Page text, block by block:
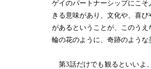
ゲイのパートナーシップにこ
きる意味があり、文化や、喜
があるということが、このう
輪の花のように、奇跡のような
第3話だけでも観るといいよ